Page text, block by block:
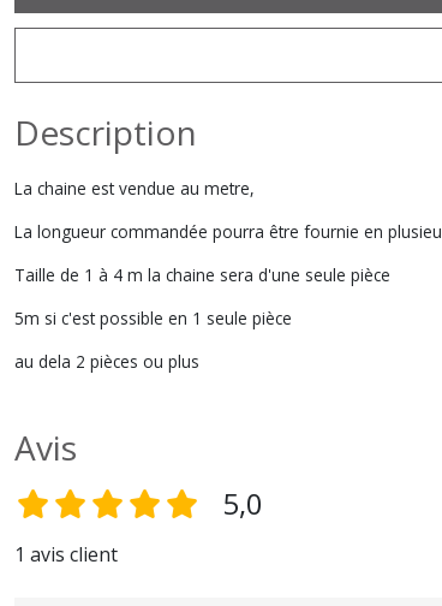
Description
La chaine est vendue au metre,
La longueur commandée pourra être fournie en
Taille de 1 à 4 m la chaine sera d'une seule pièce
5m si c'est possible en 1 seule pièce
au dela 2 pièces ou plus
Avis
5,0
1 avis client